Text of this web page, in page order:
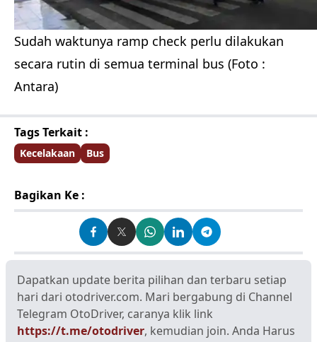
Sudah waktunya ramp check perlu dilakukan
secara rutin di semua terminal bus (Foto :
Antara)
Tags Terkait :
Kecelakaan Bus
Bagikan Ke :
Dapatkan update berita pilihan dan terbaru setiap
hari dari otodriver.com. Mari bergabung di Channel
Telegram OtoDriver, caranya klik link
https://t.me/otodriver, kemudian join. Anda Harus